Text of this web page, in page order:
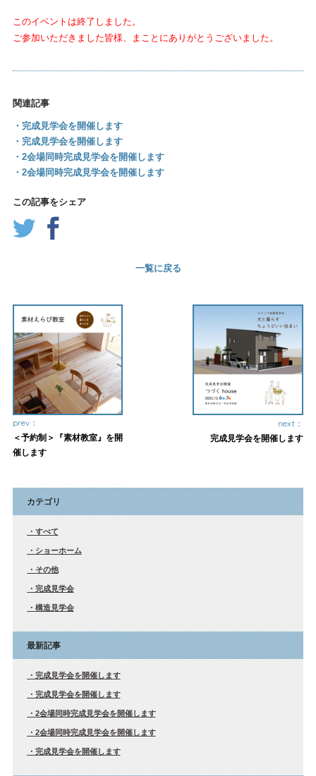
このイベントは終了しました。
ご参加いただきました皆様、まことにありがとうございました。
関連記事
・完成見学会を開催します
・完成見学会を開催します
・2会場同時完成見学会を開催します
・2会場同時完成見学会を開催します
この記事をシェア
一覧に戻る
prev：
＜予約制＞『素材教室』を開
催します
next：
完成見学会を開催します
カテゴリ
すべて
ショーホーム
その他
完成見学会
構造見学会
最新記事
完成見学会を開催します
完成見学会を開催します
2会場同時完成見学会を開催します
2会場同時完成見学会を開催します
完成見学会を開催します